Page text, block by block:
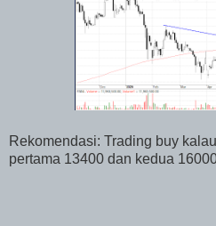
Rekomendasi: Trading buy
pertama 13400 dan kedua